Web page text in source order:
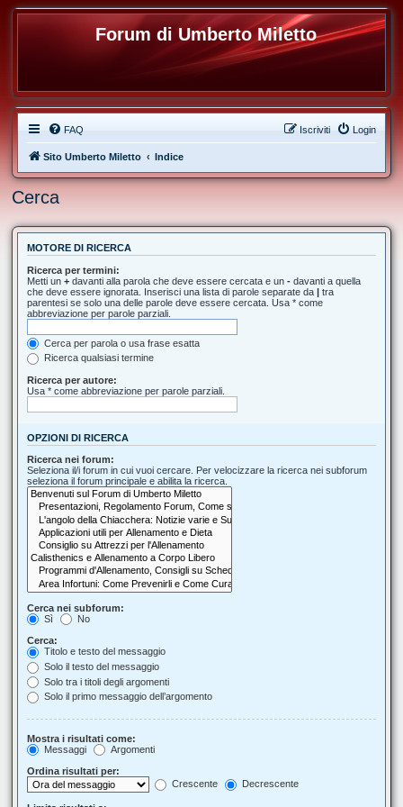
Forum di Umberto Miletto
FAQ Login
Iscriviti
Sito Umberto Miletto Indice
Cerca
MOTORE DI RICERCA
Ricerca per termini:
Metti un + davanti alla parola che deve essere cercata e un - davanti a quella
che deve essere ignorata. Inserisci una lista di parole separate da | tra
parentesi se solo una delle parole deve essere cercata. Usa * come
abbreviazione per parole parziali.
Cerca per parola o usa frase esatta
Ricerca qualsiasi termine
Ricerca per autore:
Usa * come abbreviazione per parole parziali.
OPZIONI DI RICERCA
Ricerca nei forum:
Seleziona il/i forum in cui vuoi cercare. Per velocizzare la ricerca nei subforum
seleziona il forum principale e abilita la ricerca.
Cerca nei subforum:
Sì
No
Cerca:
Titolo e testo del messaggio
Solo il testo del messaggio
Solo tra i titoli degli argomenti
Solo il primo messaggio dell’argomento
Mostra i risultati come:
Messaggi
Argomenti
Ordina risultati per:
Crescente
Decrescente